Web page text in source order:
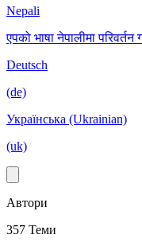
Nepali
एपको भाषा नेपालीमा परिवर्तन
Deutsch
(de)
Українська (Ukrainian)
(uk)
Автори
357 Теми